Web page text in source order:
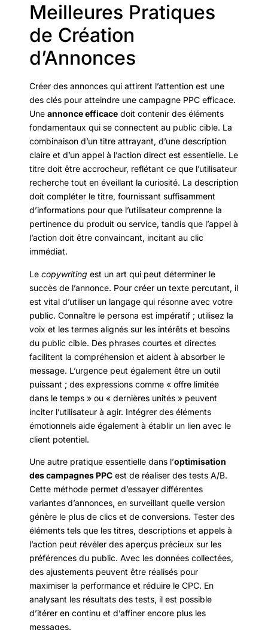
Meilleures Pratiques
de Création
d’Annonces
Créer des annonces qui attirent l’attention est une
des clés pour atteindre une campagne PPC efficace.
Une annonce efficace doit contenir des éléments
fondamentaux qui se connectent au public cible. La
combinaison d’un titre attrayant, d’une description
claire et d’un appel à l’action direct est essentielle. Le
titre doit être accrocheur, reflétant ce que l’utilisateur
recherche tout en éveillant la curiosité. La description
doit compléter le titre, fournissant suffisamment
d’informations pour que l’utilisateur comprenne la
pertinence du produit ou service, tandis que l’appel à
l’action doit être convaincant, incitant au clic
immédiat.
Le copywriting est un art qui peut déterminer le
succès de l’annonce. Pour créer un texte percutant, il
est vital d’utiliser un langage qui résonne avec votre
public. Connaître le persona est impératif ; utilisez la
voix et les termes alignés sur les intérêts et besoins
du public cible. Des phrases courtes et directes
facilitent la compréhension et aident à absorber le
message. L’urgence peut également être un outil
puissant ; des expressions comme « offre limitée
dans le temps » ou « dernières unités » peuvent
inciter l’utilisateur à agir. Intégrer des éléments
émotionnels aide également à établir un lien avec le
client potentiel.
Une autre pratique essentielle dans l’optimisation
des campagnes PPC est de réaliser des tests A/B.
Cette méthode permet d’essayer différentes
variantes d’annonces, en surveillant quelle version
génère le plus de clics et de conversions. Tester des
éléments tels que les titres, descriptions et appels à
l’action peut révéler des aperçus précieux sur les
préférences du public. Avec les données collectées,
des ajustements peuvent être réalisés pour
maximiser la performance et réduire le CPC. En
analysant les résultats des tests, il est possible
d’itérer en continu et d’affiner encore plus les
messages.